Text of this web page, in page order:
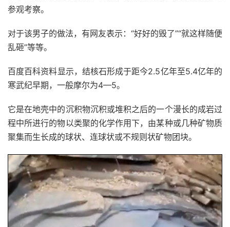
参观考察。
对于该男子的做法，有网友表示：“好好的毁了”“就这样随便
乱砸”等等。
百度百科资料显示，结核石形成于距今2.5亿年至5.4亿年的
寒武纪早期，一般摩尔为4—5。
它是在地壳中的沉积物沉积或堆积之后的一个漫长的成岩过
程中所进行的物以类聚的化学作用下，由某种或几种矿物质
聚集而生长成的球状、连球状或不规则状矿物团块。